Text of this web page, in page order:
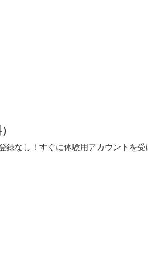
録なし！すぐに体験用アカウントを